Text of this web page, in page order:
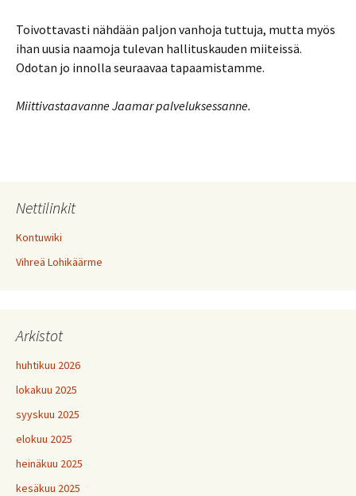
Toivottavasti nähdään paljon vanhoja tuttuja, mutta myös
ihan uusia naamoja tulevan hallituskauden miiteissä.
Odotan jo innolla seuraavaa tapaamistamme.
Miittivastaavanne Jaamar palveluksessanne.
Nettilinkit
Kontuwiki
Vihreä Lohikäärme
Arkistot
huhtikuu 2026
lokakuu 2025
syyskuu 2025
elokuu 2025
heinäkuu 2025
kesäkuu 2025